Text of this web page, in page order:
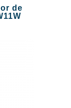
de